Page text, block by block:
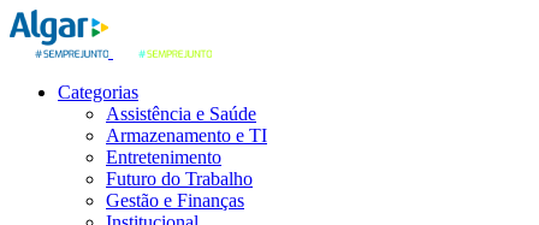
Categorias
Assistência e Saúde
Armazenamento e TI
Entretenimento
Futuro do Trabalho
Gestão e Finanças